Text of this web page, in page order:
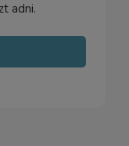
adni.